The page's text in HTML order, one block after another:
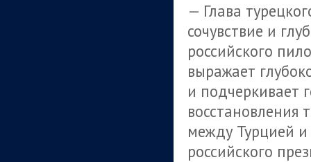
— Глава
сочувствие и
российского
выражает
и подчеркивает
между Турцией и
российского